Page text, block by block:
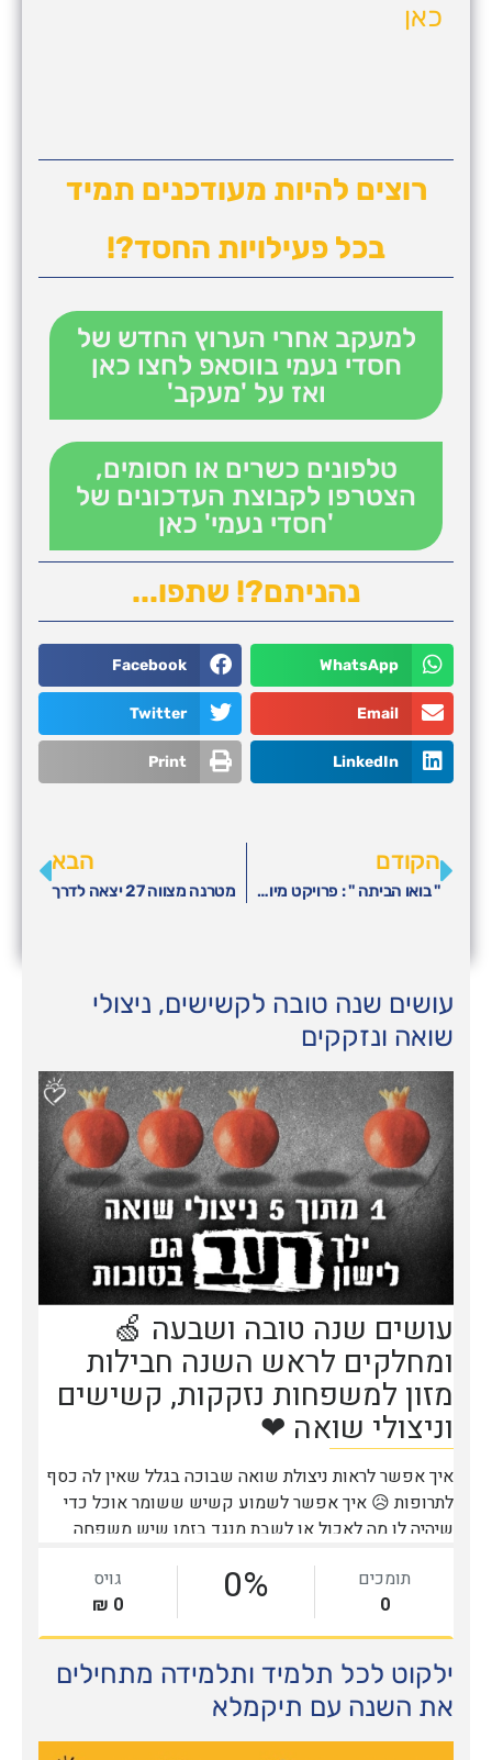
כאן
רוצים להיות מעודכנים תמיד
בכל פעילויות החסד?!
למעקב אחרי הערוץ החדש של
חסדי נעמי בווסאפ לחצו כאן
ואז על 'מעקב'
טלפונים כשרים או חסומים,
הצטרפו לקבוצת העדכונים של
'חסדי נעמי' כאן
נהניתם?! שתפו...
WhatsApp
Facebook
Email
Twitter
LinkedIn
Print
הקודם
" בואו הביתה " : פרויקט מיוחד ליום השואה הבינלאומי 2026
הבא
מטרנה מצווה 27 יצאה לדרך
עושים שנה טובה לקשישים, ניצולי
שואה ונזקקים
ילקוט לכל תלמיד ותלמידה מתחילים
את השנה עם תיקמלא